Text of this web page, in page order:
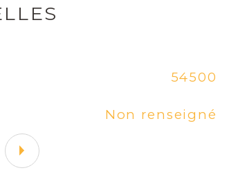
54500
Non renseigné